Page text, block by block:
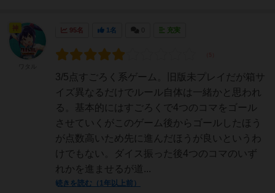
95名 1名 充実
3/5点すごろく系ゲーム。旧版未プレイだが箱サ
イズ異なるだけでルール自体は一緒かと思われ
る。基本的にはすごろくで4つのコマをゴール
させていくがこのゲーム後からゴールしたほう
が点数高いため先に進んだほうが良いというわ
けでもない。ダイス振った後4つのコマのいず
れかを進ませるが道...
続きを読む（1年以上前）
神